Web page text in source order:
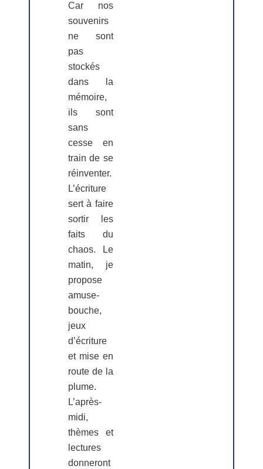
Car nos
souvenirs
ne sont
pas
stockés
dans la
mémoire,
ils sont
sans
cesse en
train de se
réinventer.
L’écriture
sert à faire
sortir les
faits du
chaos. Le
matin, je
propose
amuse-
bouche,
jeux
d’écriture
et mise en
route de la
plume.
L’après-
midi,
thèmes et
lectures
donneront